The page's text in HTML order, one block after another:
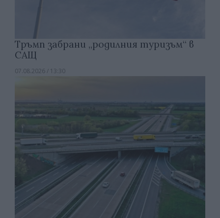
Тръмп забрани „родилния туризъм“ в
САЩ
07.08.2026 / 13:30